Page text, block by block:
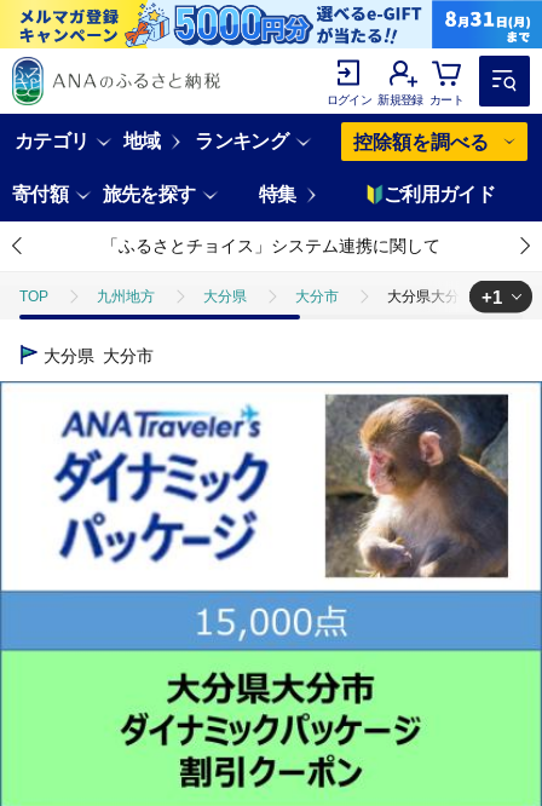
ログイン 新規登録 カート
カテゴリ 地域 ランキング 控除額を調べる
寄付額 旅先を探す 特集 ご利用ガイド
「ふるさとチョイス」システム連携に関して
TOP 九州地方 大分県 大分市 大分県大分市 ANAト
TOP
+1
大分県 大分市